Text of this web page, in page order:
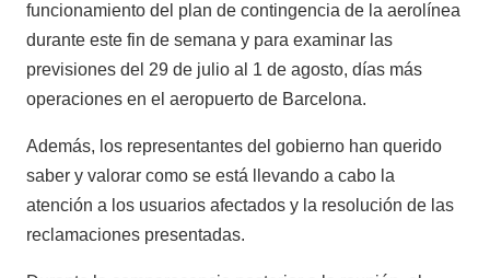
funcionamiento del plan de contingencia de la aerolínea
durante este fin de semana y para examinar las
previsiones del 29 de julio al 1 de agosto, días más
operaciones en el aeropuerto de Barcelona.
Además, los representantes del gobierno han querido
saber y valorar como se está llevando a cabo la
atención a los usuarios afectados y la resolución de las
reclamaciones presentadas.